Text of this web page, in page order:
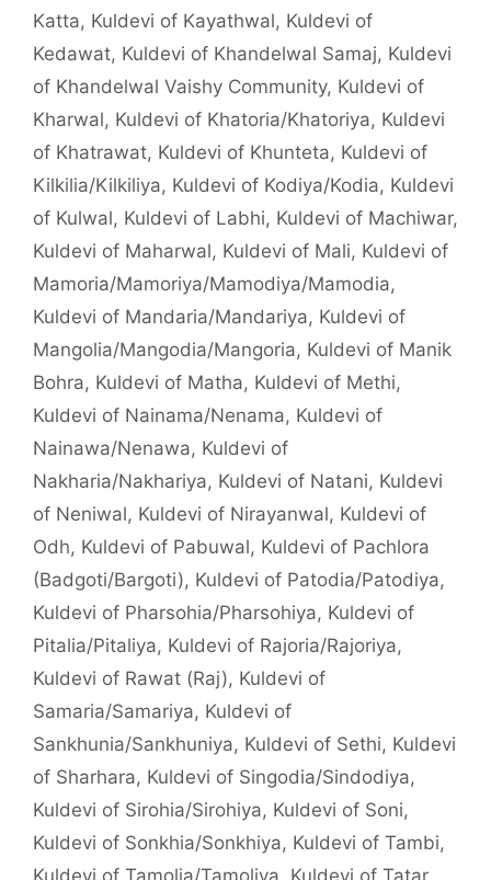
Katta, Kuldevi of Kayathwal, Kuldevi of
Kedawat, Kuldevi of Khandelwal Samaj, Kuldevi
of Khandelwal Vaishy Community, Kuldevi of
Kharwal, Kuldevi of Khatoria/Khatoriya, Kuldevi
of Khatrawat, Kuldevi of Khunteta, Kuldevi of
Kilkilia/Kilkiliya, Kuldevi of Kodiya/Kodia, Kuldevi
of Kulwal, Kuldevi of Labhi, Kuldevi of Machiwar,
Kuldevi of Maharwal, Kuldevi of Mali, Kuldevi of
Mamoria/Mamoriya/Mamodiya/Mamodia,
Kuldevi of Mandaria/Mandariya, Kuldevi of
Mangolia/Mangodia/Mangoria, Kuldevi of Manik
Bohra, Kuldevi of Matha, Kuldevi of Methi,
Kuldevi of Nainama/Nenama, Kuldevi of
Nainawa/Nenawa, Kuldevi of
Nakharia/Nakhariya, Kuldevi of Natani, Kuldevi
of Neniwal, Kuldevi of Nirayanwal, Kuldevi of
Odh, Kuldevi of Pabuwal, Kuldevi of Pachlora
(Badgoti/Bargoti), Kuldevi of Patodia/Patodiya,
Kuldevi of Pharsohia/Pharsohiya, Kuldevi of
Pitalia/Pitaliya, Kuldevi of Rajoria/Rajoriya,
Kuldevi of Rawat (Raj), Kuldevi of
Samaria/Samariya, Kuldevi of
Sankhunia/Sankhuniya, Kuldevi of Sethi, Kuldevi
of Sharhara, Kuldevi of Singodia/Sindodiya,
Kuldevi of Sirohia/Sirohiya, Kuldevi of Soni,
Kuldevi of Sonkhia/Sonkhiya, Kuldevi of Tambi,
Kuldevi of Tamolia/Tamoliya Kuldevi of Tatar,